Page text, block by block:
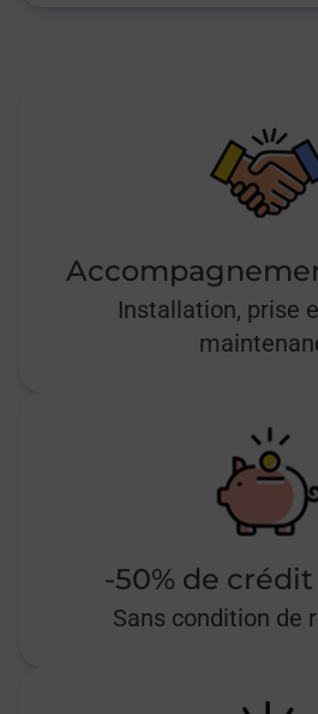
Installation, prise
-50% de
Sans condition de